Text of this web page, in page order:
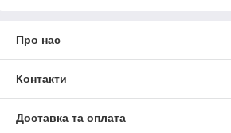
Про нас
Контакти
Доставка та оплата